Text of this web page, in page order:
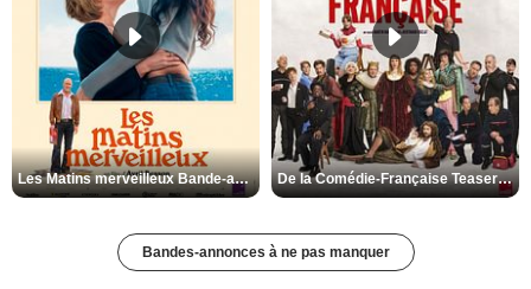
Les Matins merveilleux Bande-annonce VF De la Comédie-Française Teaser VF
Bandes-annonces à ne pas manquer